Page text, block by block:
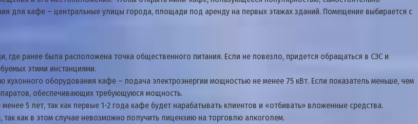
для кафе – центральные улицы города, площади под аренду на первых этажах зданий. Помещение выбирается с
ранее была расположена точка общественного питания. Если не повезло, придется обращаться в СЭС и
этими инстанциями.
кухонного оборудования кафе – подача электроэнергии мощностью не менее 75 кВт. Если показатель меньше, чем
обеспечивающих требующуюся мощность.
5 лет, так как первые 1-2 года кафе будет нарабатывать клиентов и «отбивать» вложенные средства.
как в этом случае невозможно получить лицензию на торговлю алкоголем.